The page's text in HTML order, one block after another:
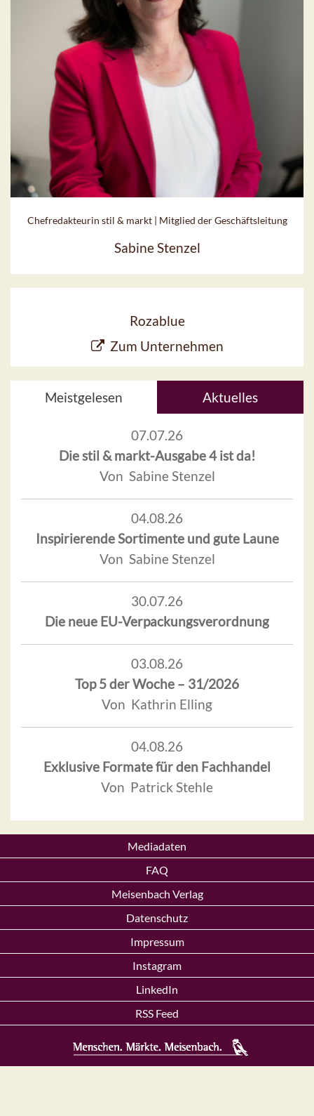
Chefredakteurin stil & markt | Mitglied der Geschäftsleitung
Sabine Stenzel
Rozablue
Zum Unternehmen
Meistgelesen Aktuelles
07.07.26
Die stil & markt-Ausgabe 4 ist da!
Von Sabine Stenzel
04.08.26
Inspirierende Sortimente und gute Laune
Von Sabine Stenzel
30.07.26
Die neue EU-Verpackungsverordnung
03.08.26
Top 5 der Woche – 31/2026
Von Kathrin Elling
04.08.26
Exklusive Formate für den Fachhandel
Von Patrick Stehle
Mediadaten
FAQ
Meisenbach Verlag
Datenschutz
Impressum
Instagram
LinkedIn
RSS Feed